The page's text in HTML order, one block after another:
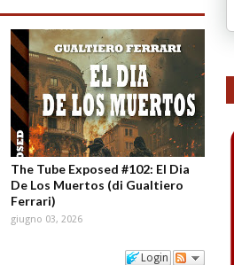
The Tube Exposed #102: El Dia
De Los Muertos (di Gualtiero
Ferrari)
giugno 03, 2026
Login